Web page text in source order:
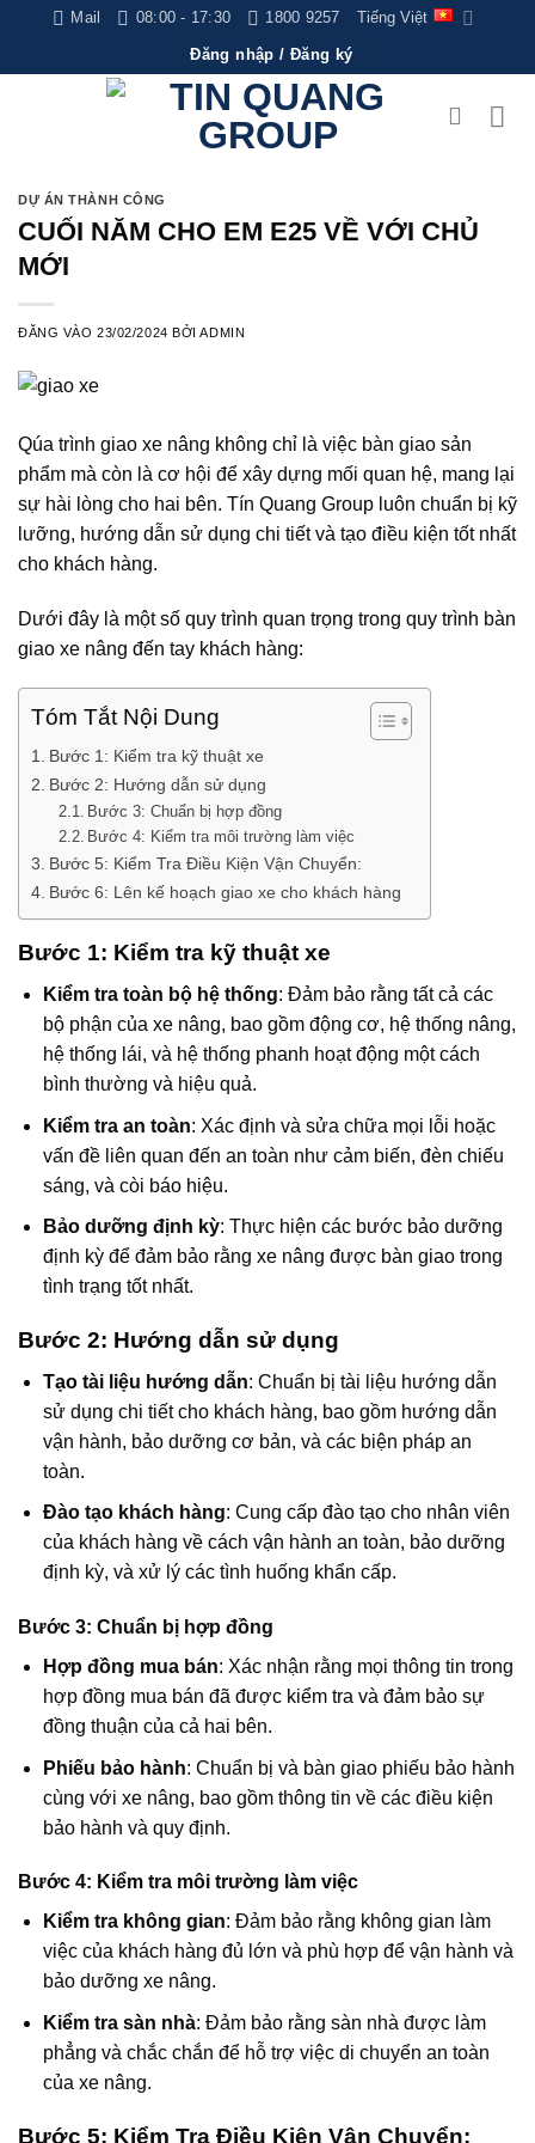
nội
Mail 08:00 - 17:30 1800 9257 Tiếng Việt
Đăng nhập / Đăng ký
DỰ ÁN THÀNH CÔNG
CUỐI NĂM CHO EM E25 VỀ VỚI CHỦ
MỚI ️
ĐĂNG VÀO23/02/2024 BỞIADMIN
Qúa trình giao xe nâng không chỉ là việc bàn giao sản
phẩm mà còn là cơ hội để xây dựng mối quan hệ, mang lại
sự hài lòng cho hai bên. Tín Quang Group luôn chuẩn bị kỹ
lưỡng, hướng dẫn sử dụng chi tiết và tạo điều kiện tốt nhất
cho khách hàng.
Dưới đây là một số quy trình quan trọng trong quy trình bàn
giao xe nâng đến tay khách hàng:
Tóm Tắt Nội Dung
Bước 1: Kiểm tra kỹ thuật xe
Bước 2: Hướng dẫn sử dụng
Bước 3: Chuẩn bị hợp đồng
Bước 4: Kiểm tra môi trường làm việc
Bước 5: Kiểm Tra Điều Kiện Vận Chuyển:
Bước 6: Lên kế hoạch giao xe cho khách hàng
Bước 1: Kiểm tra kỹ thuật xe
Kiểm tra toàn bộ hệ thống: Đảm bảo rằng tất cả các
bộ phận của xe nâng, bao gồm động cơ, hệ thống nâng,
hệ thống lái, và hệ thống phanh hoạt động một cách
bình thường và hiệu quả.
Kiểm tra an toàn: Xác định và sửa chữa mọi lỗi hoặc
vấn đề liên quan đến an toàn như cảm biến, đèn chiếu
sáng, và còi báo hiệu.
Bảo dưỡng định kỳ: Thực hiện các bước bảo dưỡng
định kỳ để đảm bảo rằng xe nâng được bàn giao trong
tình trạng tốt nhất.
Bước 2: Hướng dẫn sử dụng
Tạo tài liệu hướng dẫn: Chuẩn bị tài liệu hướng dẫn
sử dụng chi tiết cho khách hàng, bao gồm hướng dẫn
vận hành, bảo dưỡng cơ bản, và các biện pháp an
toàn.
Đào tạo khách hàng: Cung cấp đào tạo cho nhân viên
của khách hàng về cách vận hành an toàn, bảo dưỡng
định kỳ, và xử lý các tình huống khẩn cấp.
Bước 3: Chuẩn bị hợp đồng
Hợp đồng mua bán: Xác nhận rằng mọi thông tin trong
hợp đồng mua bán đã được kiểm tra và đảm bảo sự
đồng thuận của cả hai bên.
Phiếu bảo hành: Chuẩn bị và bàn giao phiếu bảo hành
cùng với xe nâng, bao gồm thông tin về các điều kiện
bảo hành và quy định.
Bước 4: Kiểm tra môi trường làm việc
Kiểm tra không gian: Đảm bảo rằng không gian làm
việc của khách hàng đủ lớn và phù hợp để vận hành và
bảo dưỡng xe nâng.
Kiểm tra sàn nhà: Đảm bảo rằng sàn nhà được làm
phẳng và chắc chắn để hỗ trợ việc di chuyển an toàn
của xe nâng.
Bước 5: Kiểm Tra Điều Kiện Vận Chuyển: